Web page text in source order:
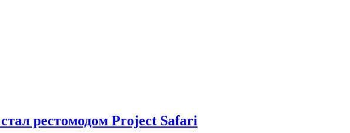
рестомодом Project Safari